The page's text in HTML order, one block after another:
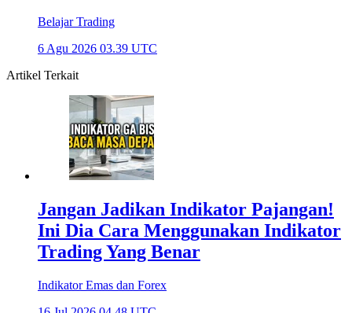
Belajar Trading
6 Agu 2026 03.39 UTC
Artikel Terkait
Jangan Jadikan Indikator Pajangan!
Ini Dia Cara Menggunakan Indikator
Trading Yang Benar
Indikator Emas dan Forex